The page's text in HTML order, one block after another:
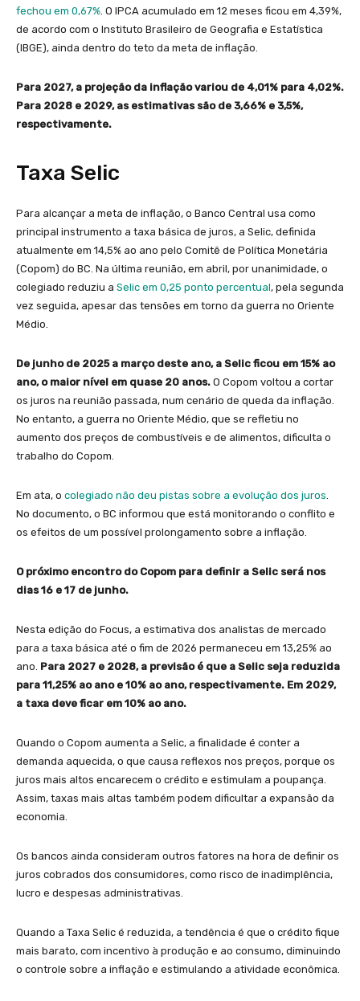
fechou em 0,67% . O IPCA acumulado em 12 meses ficou em 4,39%,
de acordo com o Instituto Brasileiro de Geografia e Estatística
(IBGE), ainda dentro do teto da meta de inflação.
Para 2027, a projeção da inflação variou de 4,01% para 4,02%.
Para 2028 e 2029, as estimativas são de 3,66% e 3,5%,
respectivamente.
Taxa Selic
Para alcançar a meta de inflação, o Banco Central usa como
principal instrumento a taxa básica de juros, a Selic, definida
atualmente em 14,5% ao ano pelo Comitê de Política Monetária
(Copom) do BC. Na última reunião, em abril, por unanimidade, o
colegiado reduziu a Selic em 0,25 ponto percentual, pela segunda
vez seguida, apesar das tensões em torno da guerra no Oriente
Médio.
De junho de 2025 a março deste ano, a Selic ficou em 15% ao
ano, o maior nível em quase 20 anos. O Copom voltou a cortar
os juros na reunião passada, num cenário de queda da inflação.
No entanto, a guerra no Oriente Médio, que se refletiu no
aumento dos preços de combustíveis e de alimentos, dificulta o
trabalho do Copom.
Em ata, o colegiado não deu pistas sobre a evolução dos juros
No documento, o BC informou que está monitorando o conflito e
os efeitos de um possível prolongamento sobre a inflação.
O próximo encontro do Copom para definir a Selic será nos
dias 16 e 17 de junho.
Nesta edição do Focus, a estimativa dos analistas de mercado
para a taxa básica até o fim de 2026 permaneceu em 13,25% ao
ano. Para 2027 e 2028, a previsão é que a Selic seja reduzida
para 11,25% ao ano e 10% ao ano, respectivamente. Em 2029,
a taxa deve ficar em 10% ao ano.
Quando o Copom aumenta a Selic, a finalidade é conter a
demanda aquecida, o que causa reflexos nos preços, porque os
juros mais altos encarecem o crédito e estimulam a poupança.
Assim, taxas mais altas também podem dificultar a expansão da
economia.
Os bancos ainda consideram outros fatores na hora de definir os
juros cobrados dos consumidores, como risco de inadimplência,
lucro e despesas administrativas.
Quando a Taxa Selic é reduzida, a tendência é que o crédito fique
mais barato, com incentivo à produção e ao consumo, diminuindo
o controle sobre a inflação e estimulando a atividade econômica.